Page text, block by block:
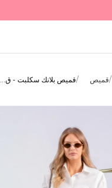
قميص قميص بلانك سكلبت - ق...